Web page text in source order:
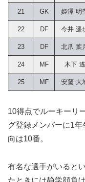
21 GK 姫澤 明
22 DF 今井 遥
23 DF 北爪 葉
24 MF 木下 遙
25 MF 安藤 大
10得点でルーキーリ
グ登録メンバーに1
向は10番。
有名な選手がいると
たときには静学顔負